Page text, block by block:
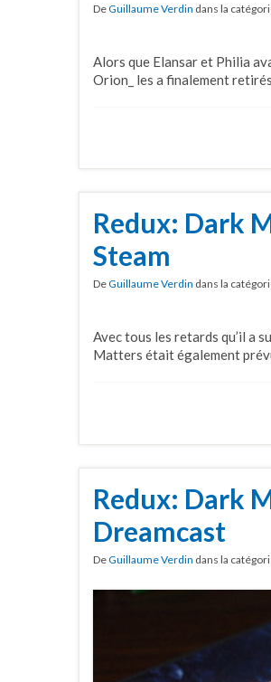
DeGuillaume Verdin dans la
Alors que Elansar et Philia
Orion_ les a finalement
Redux: Dark
Steam
DeGuillaume Verdin dans la
Avec tous les retards qu’il a
Matters était également
Redux: Dark
Dreamcast
DeGuillaume Verdin dans la